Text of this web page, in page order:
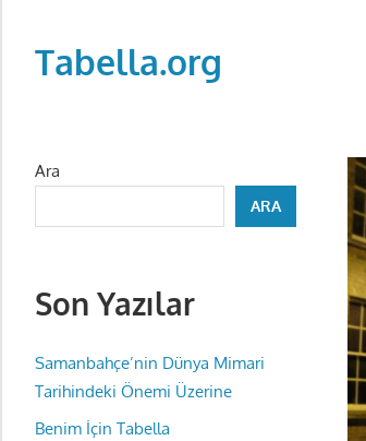
contentTabella.org
Ara
ARA
Son Yazılar
Samanbahçe’nin Dünya Mimari
Tarihindeki Önemi Üzerine
Benim İçin Tabella